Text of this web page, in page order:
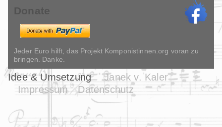
Donate
Jeder Euro hilft, das Projekt Komponistinnen.org voran zu
bringen. Danke.
Idee & Umsetzung
Janek v. Kaler
Impressum
Datenschutz